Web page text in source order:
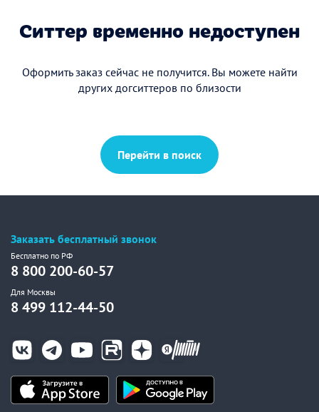
Ситтер временно недоступен
Оформить заказ сейчас не получится. Вы можете найти
других догситтеров по близости
Перейти в поиск
Заказать бесплатный звонок
Бесплатно по РФ
8 800 200-60-57
Для Москвы
8 499 112-44-50